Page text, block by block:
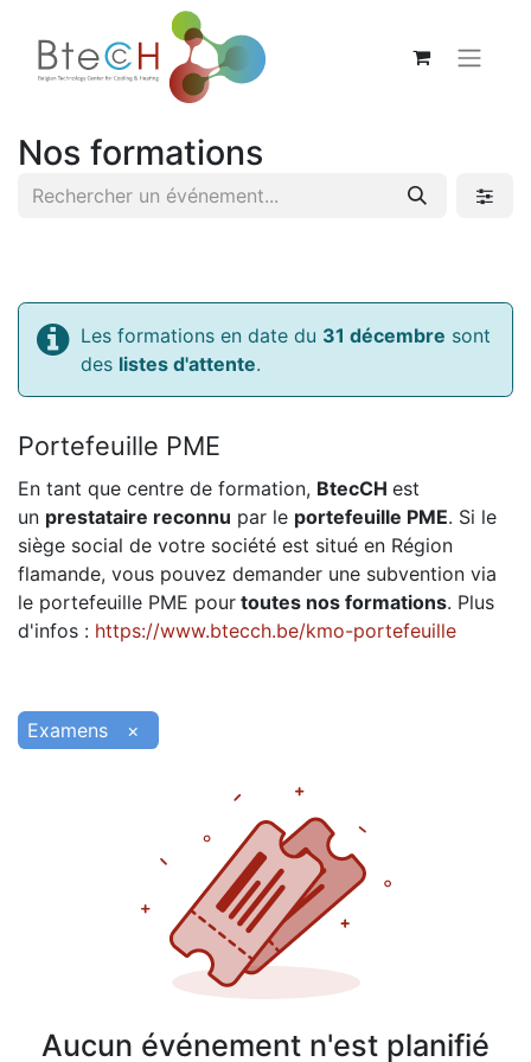
Nos formations
Les formations en date du 31 décembre sont
des listes d'attente.
Portefeuille PME
En tant que centre de formation, BtecCH est
un prestataire reconnu par le portefeuille PME. Si le
siège social de votre société est situé en Région
flamande, vous pouvez demander une subvention via
le portefeuille PME pour toutes nos formations. Plus
d'infos : https://www.btecch.be/kmo-portefeuille
Examens ×
Aucun événement n'est planifié